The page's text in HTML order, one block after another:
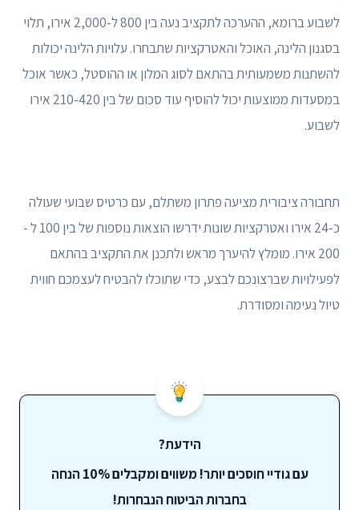
לשבוע ברומא, ההערכה לתקציב נעה בין 800 ל-2,000 אירו, תלוי
בסגנון הלינה, האוכל והאטרקציות שתבחרו. עלויות הלינה יכולות
להשתנות משמעותית בהתאם לסוג המלון או ההוסטל, כאשר אוכל
במסעדות ממוצעות יכול להוסיף עוד סכום של בין 210-420 אירו
לשבוע.
תחבורה ציבורית מציעה פתרון משתלם, עם כרטיס שבועי שעולה
כ-24 אירו ואטרקציות שונות ידרשו הוצאות נוספות של בין 100 ל -
200 אירו. מומלץ להיערך מראש ולתכנן את התקציב בהתאם
לפעילויות שברצונכם לבצע, כדי שתוכלו להבטיח לעצמכם חווית
טיול נעימה ומסודרת.
הידעת?
עם גודיי חוסכים יותר! משווים ומקבלים 10% הנחה
בחברות הביטוח הנבחרות!